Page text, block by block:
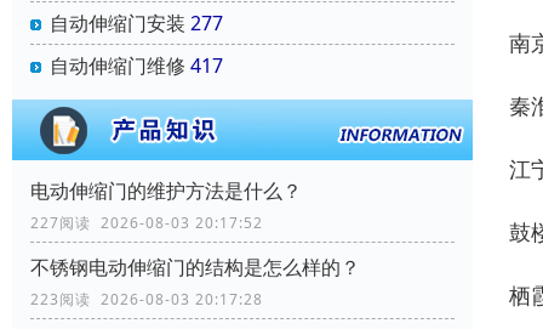
自动伸缩门安装 277
自动伸缩门维修 417
电动伸缩门的维护方法是什么？
227阅读 2026-08-03 20:17:52
不锈钢电动伸缩门的结构是怎么样的？
223阅读 2026-08-03 20:17:28
南
秦
江
鼓
栖